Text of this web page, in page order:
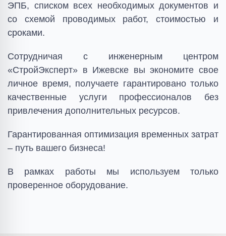
ЭПБ, списком всех необходимых документов и
со схемой проводимых работ, стоимостью и
сроками.
Сотрудничая с инженерным центром
«СтройЭксперт» в Ижевске вы экономите свое
личное время, получаете гарантировано только
качественные услуги профессионалов без
привлечения дополнительных ресурсов.
Гарантированная оптимизация временных затрат
– путь вашего бизнеса!
В рамках работы мы используем только
проверенное оборудование.